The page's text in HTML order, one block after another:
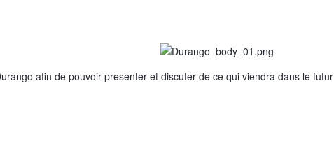
afin de pouvoir presenter et discuter de ce qui viendra dans le futur